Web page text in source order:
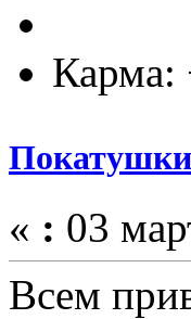
Карма:
« : 03
Всем